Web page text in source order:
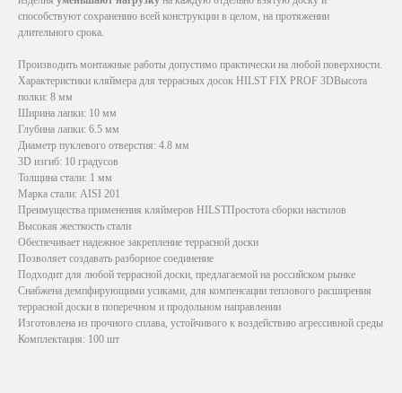
способствуют сохранению всей конструкции в целом, на протяжении
длительного срока.
Производить монтажные работы допустимо практически на любой поверхности.
Характеристики кляймера для террасных досок HILST FIX PROF 3DВысота
полки: 8 мм
Ширина лапки: 10 мм
Глубина лапки: 6.5 мм
Диаметр пуклевого отверстия: 4.8 мм
3D изгиб: 10 градусов
Толщина стали: 1 мм
Марка стали: AISI 201
Преимущества применения кляймеров HILSTПростота сборки настилов
Высокая жесткость стали
Обеспечивает надежное закрепление террасной доски
Позволяет создавать разборное соединение
Подходит для любой террасной доски, предлагаемой на российском рынке
Снабжена демпфирующими усиками, для компенсации теплового расширения
террасной доски в поперечном и продольном направлении
Изготовлена из прочного сплава, устойчивого к воздействию агрессивной среды
Комплектация: 100 шт